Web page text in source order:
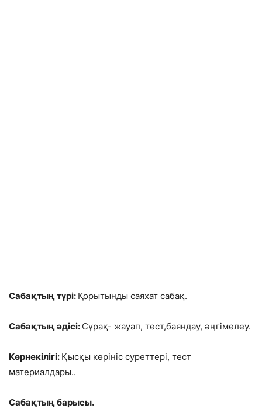
Сабақтың түрі: Қорытынды саяхат сабақ.
Сабақтың әдісі: Сұрақ- жауап, тест,баяндау, әңгімелеу.
Көрнекілігі: Қысқы көрініс суреттері, тест
материалдары..
Сабақтың барысы.